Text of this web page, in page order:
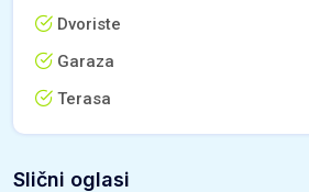
Dvoriste
Garaza
Terasa
Slični oglasi